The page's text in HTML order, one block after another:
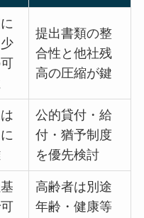
提出書類の整
合性と他社残
高の圧縮が鍵
公的貸付・給
付・猶予制度
を優先検討
高齢者は別途
年齢・健康等